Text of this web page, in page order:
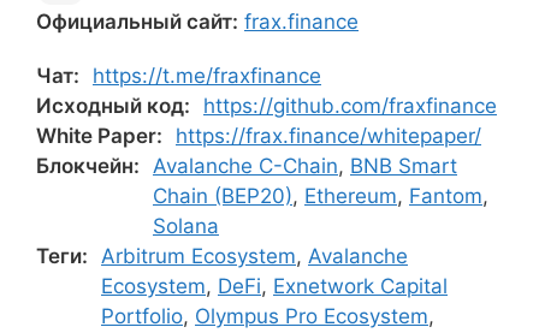
Официальный сайт: frax.finance
Чат:
https://t.me/fraxfinance
Исходный код:
https://github.com/fraxfinance
White Paper:
https://frax.finance/whitepaper/
Блокчейн: Avalanche C-Chain, BNB Smart
Chain (BEP20), Ethereum, Fantom,
Solana
Теги: Arbitrum Ecosystem, Avalanche
Ecosystem, DeFi, Exnetwork Capital
Portfolio, Olympus Pro Ecosystem,